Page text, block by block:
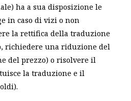
ha a sua disposizione le
in caso di vizi o non
la rettifica della traduzione
richiedere una riduzione del
del prezzo) o risolvere il
la traduzione e il